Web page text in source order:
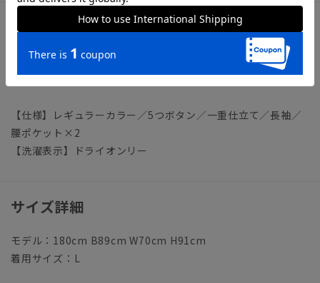
アイテム詳細
＊セット着用可（パンツは別売りとなります。）
パンツ：SSPT5A02
【仕様】レギュラーカラー／5つボタン／一重仕立て／長袖／
腰ポケット×2
【洗濯表示】ドライオンリー
サイズ詳細
モデル：180cm B89cm W70cm H91cm
着用サイズ：L